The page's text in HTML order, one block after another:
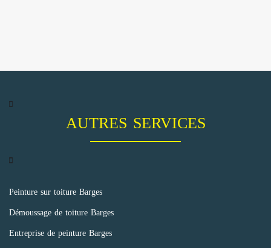
AUTRES SERVICES
Peinture sur toiture Barges
Démoussage de toiture Barges
Entreprise de peinture Barges